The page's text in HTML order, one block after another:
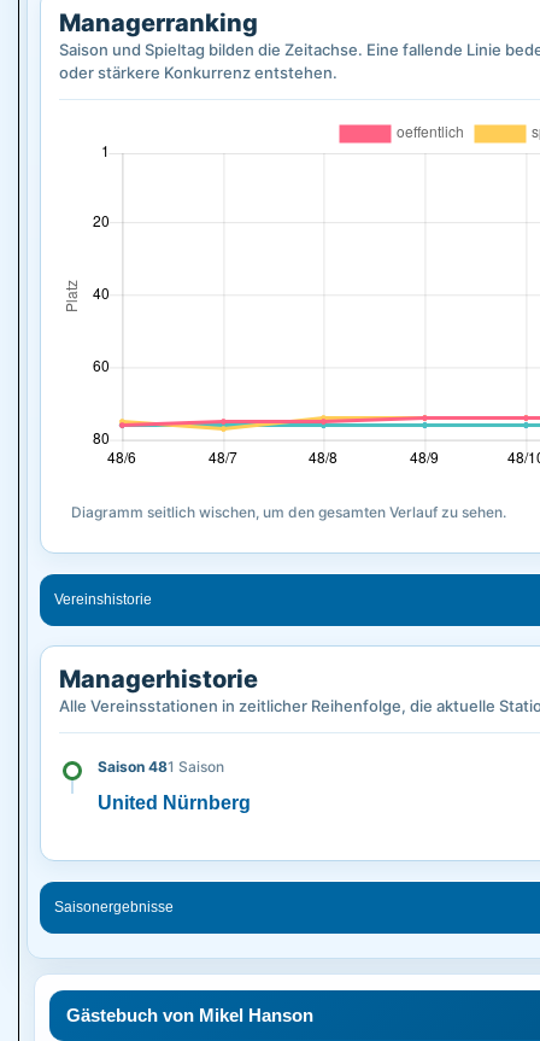
Managerranking
Saison und Spieltag bilden die Zeitachse. Eine fallende Linie
oder stärkere Konkurrenz entstehen.
Diagramm seitlich wischen, um den gesamten Verlauf zu sehen.
Vereinshistorie
Managerhistorie
Alle Vereinsstationen in zeitlicher Reihenfolge, die aktuelle
Saison 481 Saison
United Nürnberg
Saisonergebnisse
Gästebuch von Mikel Hanson